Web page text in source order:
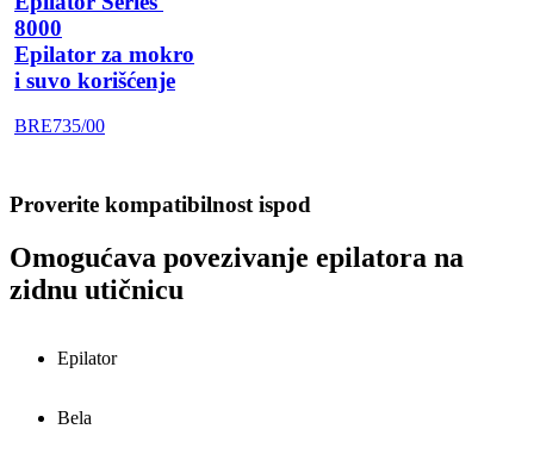
8000
Epilator za mokro
i suvo korišćenje
BRE735/00
Proverite kompatibilnost ispod
Omogućava povezivanje epilatora na
zidnu utičnicu
Epilator
Bela